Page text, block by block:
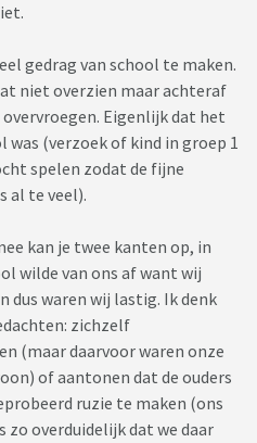
gedrag van school te maken.
niet overzien maar achteraf
Eigenlijk dat het
was (verzoek of kind in groep 1
spelen zodat de fijne
al te veel).
kan je twee kanten op, in
wilde van ons af want wij
dus waren wij lastig. Ik denk
zichzelf
(maar daarvoor waren onze
of aantonen dat de ouders
ruzie te maken (ons
zo overduidelijk dat we daar